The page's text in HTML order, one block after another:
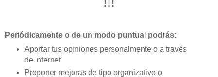
Periódicamente o de un modo puntual podrás:
Aportar tus opiniones personalmente o a través
de Internet
Proponer mejoras de tipo organizativo o